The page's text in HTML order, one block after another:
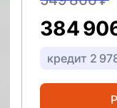
384
кредит 2